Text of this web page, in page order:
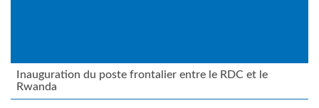
Inauguration du poste frontalier entre le RDC et le
Rwanda